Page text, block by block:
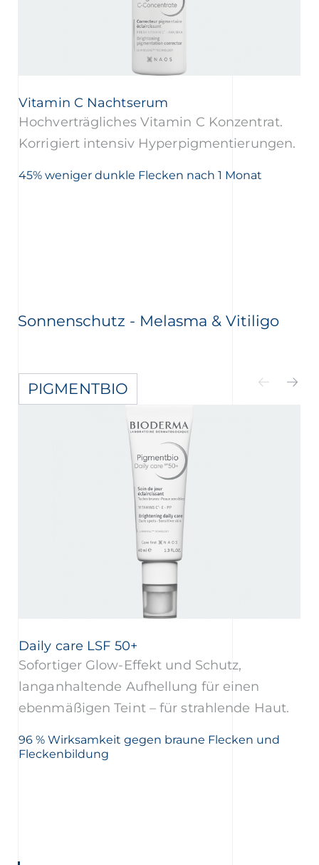
Vitamin C Nachtserum
Hochverträgliches Vitamin C Konzentrat.
Korrigiert intensiv Hyperpigmentierungen.
45% weniger dunkle Flecken nach 1 Monat
Sonnenschutz - Melasma & Vitiligo
PIGMENTBIO
Daily care LSF 50+
Sofortiger Glow-Effekt und Schutz,
langanhaltende Aufhellung für einen
ebenmäßigen Teint – für strahlende Haut.
96 % Wirksamkeit gegen braune Flecken und
Fleckenbildung